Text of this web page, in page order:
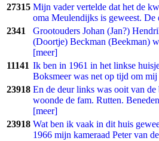
27315 Mijn vader vertelde dat het de
oma Meulendijks is geweest. De
2341
Grootouders Johan (Jan?)
(Doortje) Beckman (Beekman)
[meer]
11141 Ik ben in 1961 in het linkse
Boksmeer was net op tijd om
23918 En de deur links was ooit van
woonde de fam. Rutten.
[meer]
23918 Wat ben ik vaak in dit huis
1966 mijn kameraad Peter van